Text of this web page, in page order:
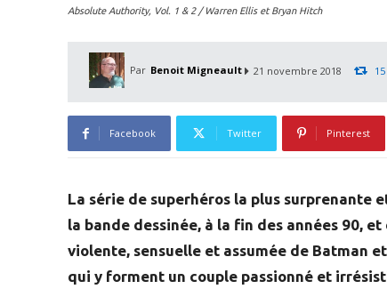
Absolute Authority, Vol. 1 & 2 / Warren Ellis et Bryan Hitch
Par Benoit Migneault 21 novembre 2018
Facebook Twitter Pinterest
La série de superhéros la plus surprenante
la bande dessinée, à la fin des années 90,
violente, sensuelle et assumée de Batman
qui y forment un couple passionné et